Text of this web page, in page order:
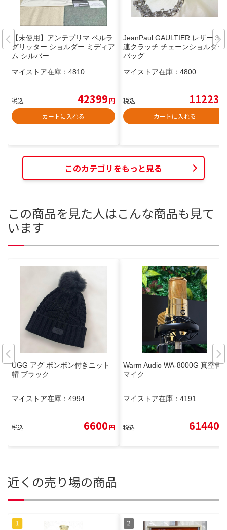
【未使用】アンテプリマ ペルラ
グリッター ショルダー ミディア
ム シルバー
マイストア在庫： 4810
税込 42399円
カートに入れる
JeanPaul GAULTIER レザー３
連クラッチ チェーンショルダー
バッグ
マイストア在庫： 4800
税込 11223
カートに入れる
このカテゴリをもっと見る
この商品を見た人はこんな商品も見て
います
UGG アグ ポンポン付きニット
帽 ブラック
マイストア在庫： 4994
税込 6600円
Warm Audio WA-8000G 真空管
マイク
マイストア在庫： 4191
税込 61440
近くの売り場の商品